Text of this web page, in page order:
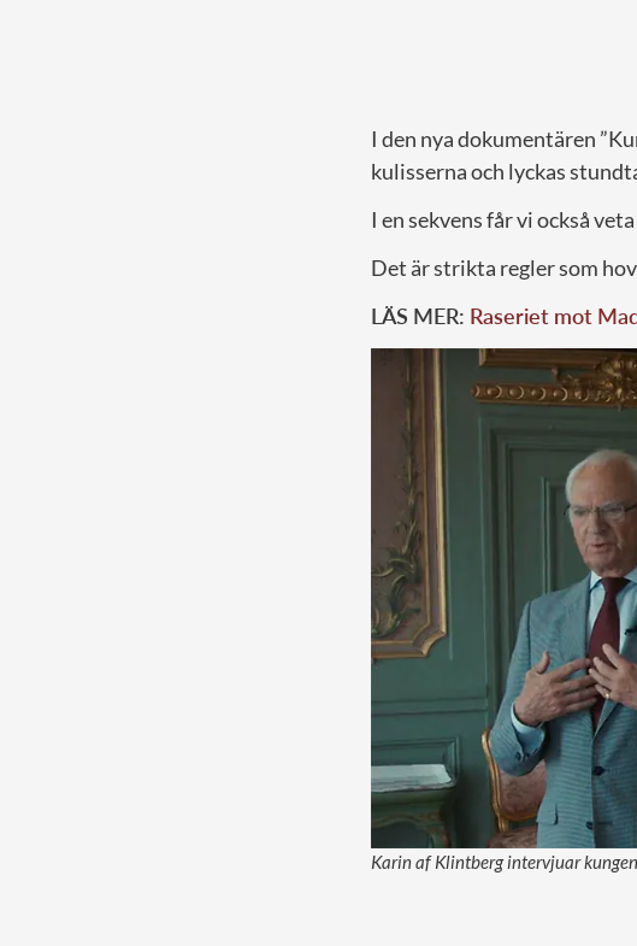
I den nya dokumentären
kulisserna och lyckas
I en sekvens får vi också
Det är strikta regler som
LÄS MER: Raseriet mot
Karin af Klintberg intervjuar